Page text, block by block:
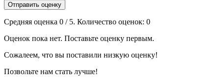
Отправить оценку
Средняя оценка 0 / 5. Количество оценок: 0
Оценок пока нет. Поставьте оценку первым.
Сожалеем, что вы поставили низкую оценку!
Позвольте нам стать лучше!